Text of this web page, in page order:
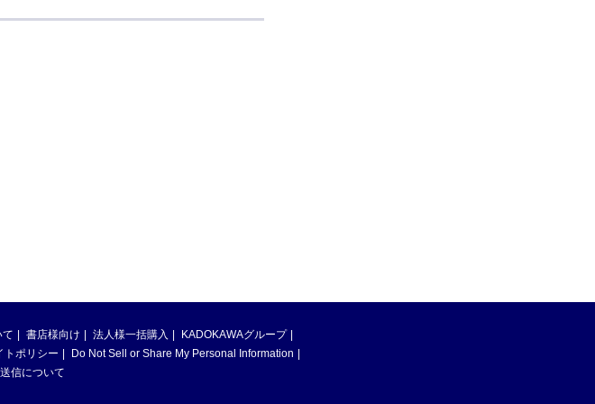
て 書店様向け 法人様一括購入
KADOKAWAグループ
トポリシー
Do Not Sell or Share My Personal Information
信について